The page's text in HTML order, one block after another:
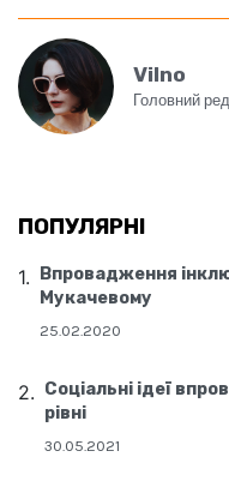
Vilno
Головний
ПОПУЛЯРНІ
Впровадження
Мукачевому
25.02.2020
Соціальні ідеї
рівні
30.05.2021